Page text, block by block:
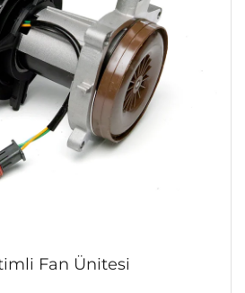
Fan Ünitesi